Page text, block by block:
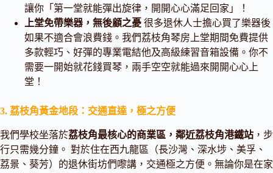
讓你「第一堂就能彈出旋律，開開心心滿足回家」！
上堂免帶樂器，無後顧之憂 很多退休人士擔心買了樂器後
如果不適合會浪費錢。我們荔枝角琴房上堂期間免費提供
多款輕巧、好彈的專業電結他及高級練習音箱設備。你不
需要一開始就花錢買琴，兩手空空就能過來開開心心上
堂！
3. 荔枝角黃金地段：交通直達，極之方便
我們學校坐落於荔枝角最核心的商業區，鄰近荔枝角港鐵站 ，步
行只需幾分鐘。 對於住在西九龍區（長沙灣、深水埗、美孚、
荔景、葵芳）的退休街坊們嚟講，交通極之方便。無論你是在家